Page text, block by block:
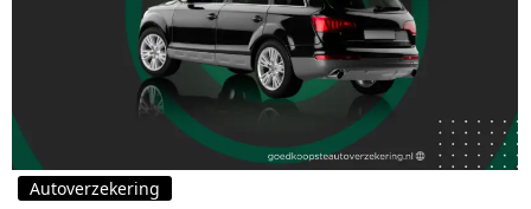
Autoverzekering